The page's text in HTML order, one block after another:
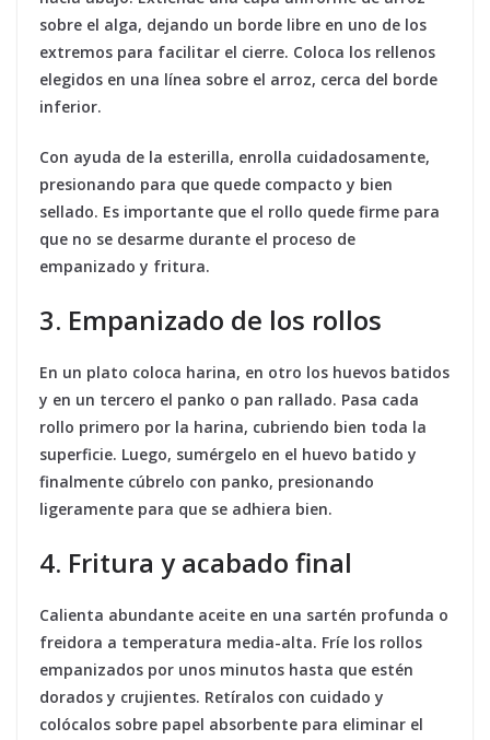
sobre el alga, dejando un borde libre en uno de los
extremos para facilitar el cierre. Coloca los rellenos
elegidos en una línea sobre el arroz, cerca del borde
inferior.
Con ayuda de la esterilla, enrolla cuidadosamente,
presionando para que quede compacto y bien
sellado. Es importante que el rollo quede firme para
que no se desarme durante el proceso de
empanizado y fritura.
3. Empanizado de los rollos
En un plato coloca harina, en otro los huevos batidos
y en un tercero el panko o pan rallado. Pasa cada
rollo primero por la harina, cubriendo bien toda la
superficie. Luego, sumérgelo en el huevo batido y
finalmente cúbrelo con panko, presionando
ligeramente para que se adhiera bien.
4. Fritura y acabado final
Calienta abundante aceite en una sartén profunda o
freidora a temperatura media-alta. Fríe los rollos
empanizados por unos minutos hasta que estén
dorados y crujientes. Retíralos con cuidado y
colócalos sobre papel absorbente para eliminar el